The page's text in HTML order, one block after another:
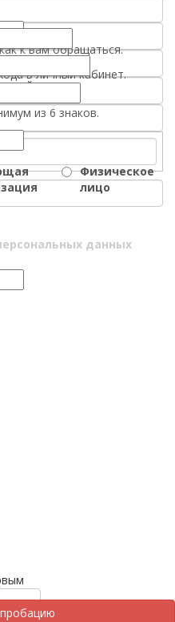
к вам обращаться.
заказа.
в личный кабинет.
заказа.
из 6 знаков.
Физическое
лицо
данных